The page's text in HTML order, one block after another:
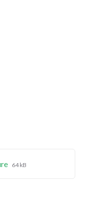
File
File
64 kB